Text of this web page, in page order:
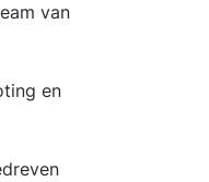
van
en